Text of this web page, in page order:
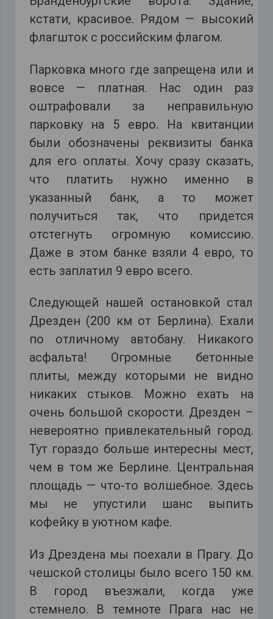
кстати, красивое. Рядом — высокий
флагшток с российским флагом.
Парковка много где запрещена или и
вовсе — платная. Нас один раз
оштрафовали за неправильную
парковку на 5 евро. На квитанции
были обозначены реквизиты банка
для его оплаты. Хочу сразу сказать,
что платить нужно именно в
указанный банк, а то может
получиться так, что придется
отстегнуть огромную комиссию.
Даже в этом банке взяли 4 евро, то
есть заплатил 9 евро всего.
Следующей нашей остановкой стал
Дрезден (200 км от Берлина). Ехали
по отличному автобану. Никакого
асфальта! Огромные бетонные
плиты, между которыми не видно
никаких стыков. Можно ехать на
очень большой скорости. Дрезден –
невероятно привлекательный город.
Тут гораздо больше интересны мест,
чем в том же Берлине. Центральная
площадь — что-то волшебное. Здесь
мы не упустили шанс выпить
кофейку в уютном кафе.
Из Дрездена мы поехали в Прагу. До
чешской столицы было всего 150 км.
В город въезжали, когда уже
стемнело. В темноте Прага нас не